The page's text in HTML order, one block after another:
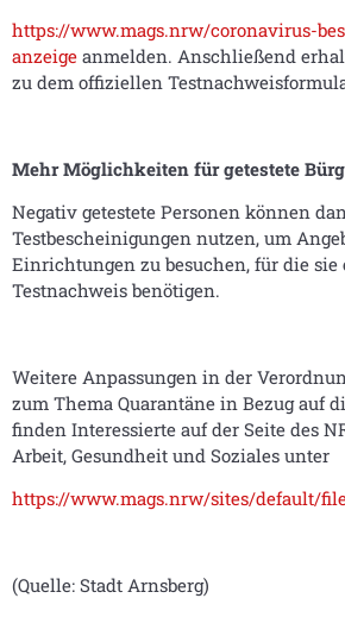
https://www.mags.nrw/coronavirus-
anzeige anmelden. Anschließend
zu dem offiziellen
Mehr Möglichkeiten für getestete
Negativ getestete Personen können
Testbescheinigungen nutzen, um
Einrichtungen zu besuchen, für die
Testnachweis benötigen.
Weitere Anpassungen in der
zum Thema Quarantäne in Bezug auf
finden Interessierte auf der Seite des
Arbeit, Gesundheit und Soziales unter
https://www.mags.nrw/sites/default/
(Quelle: Stadt Arnsberg)